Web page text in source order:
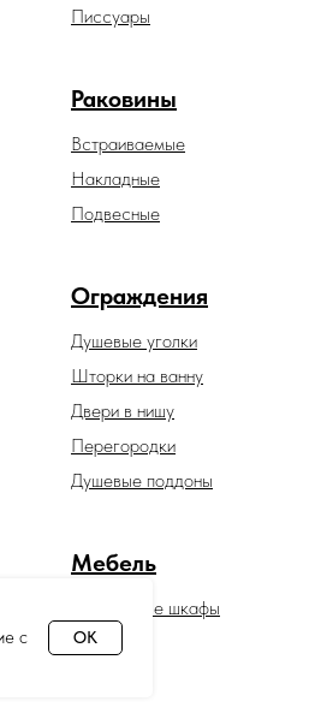
с
OK
Раковины
Встраиваемые
Накладные
Подвесные
Зеркальные шкафы
Мебель
Ограждения
Душевые уголки
Шторки на ванну
Двери в нишу
Перегородки
Душевые поддоны
Писсуары